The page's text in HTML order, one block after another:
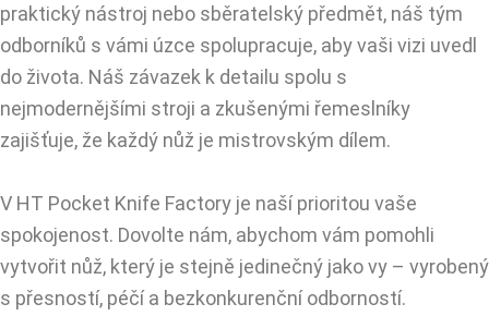
praktický nástroj nebo sběratelský předmět, náš tým
odborníků s vámi úzce spolupracuje, aby vaši vizi uvedl
do života. Náš závazek k detailu spolu s
nejmodernějšími stroji a zkušenými řemeslníky
zajišťuje, že každý nůž je mistrovským dílem.
V HT Pocket Knife Factory je naší prioritou vaše
spokojenost. Dovolte nám, abychom vám pomohli
vytvořit nůž, který je stejně jedinečný jako vy – vyrobený
s přesností, péčí a bezkonkurenční odborností.